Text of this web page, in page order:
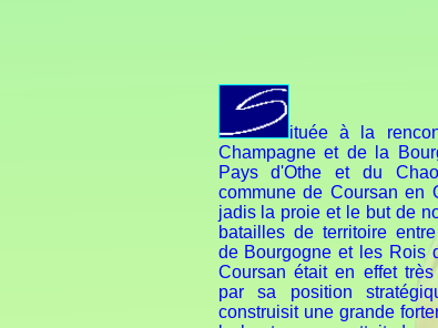
ituée à la
Champagne et de la
Pays d'Othe et du
commune de Coursan en
jadis la proie et le but de
batailles de territoire
de Bourgogne et les Rois
Coursan était en effet
par sa position
construisit une grande